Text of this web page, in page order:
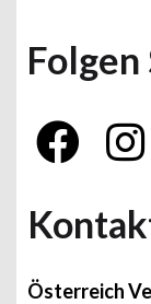
Folgen
Österreich